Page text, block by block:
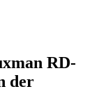
RD-
der